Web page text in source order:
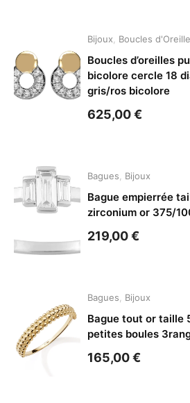
Bijoux Boucles
Boucles d’oreilles
bicolore cercle 18
gris/ros bicolore
625,00€
Bagues Bijoux
Bague empierrée
zirconium or 375/
219,00€
Bagues Bijoux
Bague tout or taille
petites boules
165,00€